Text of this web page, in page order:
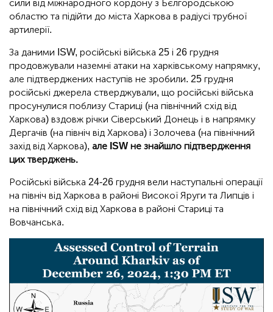
сили від міжнародного кордону з Бєлгородською
областю та підійти до міста Харкова в радіусі трубної
артилерії.
За даними ISW, російські війська 25 і 26 грудня
продовжували наземні атаки на харківському напрямку,
але підтверджених наступів не зробили. 25 грудня
російські джерела стверджували, що російські війська
просунулися поблизу Стариці (на північний схід від
Харкова) вздовж річки Сіверський Донець і в напрямку
Дергачів (на північ від Харкова) і Золочева (на північний
захід від Харкова), але ISW не знайшло підтвердження
цих тверджень.
Російські війська 24-26 грудня вели наступальні операції
на північ від Харкова в районі Високої Яруги та Липців і
на північний схід від Харкова в районі Стариці та
Вовчанська.